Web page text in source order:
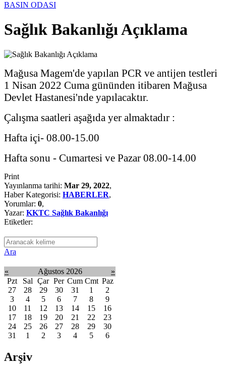
BASIN ODASI
Sağlık Bakanlığı Açıklama
Mağusa Magem'de yapılan PCR ve antijen testleri
1 Nisan 2022 Cuma gününden itibaren Mağusa
Devlet Hastanesi'nde yapılacaktır.
Çalışma saatleri aşağıda yer almaktadır :
Hafta içi- 08.00-15.00
Hafta sonu - Cumartesi ve Pazar 08.00-14.00
Print
Yayınlanma tarihi: Mar 29, 2022,
Haber Kategorisi: HABERLER,
Yorumlar: 0,
Yazar: KKTC Sağlık Bakanlığı
Etiketler:
Ara
« Ağustos 2026
»
Pzt
Sal Çar Per Cum Cmt Paz
27
28 29 30 31 1
2
3
4 5 6 7 8
9
10
11 12 13 14 15
16
17
18 19 20 21 22
23
24
25 26 27 28 29
30
31
1 2 3 4 5 6
Arşiv